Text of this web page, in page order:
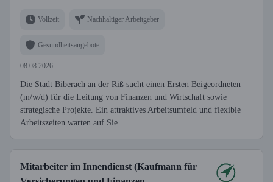
Vollzeit Nachhaltiger Arbeitgeber
Gesundheitsangebote
08.08.2026
Die Stadt Biberach an der Riß sucht einen Ersten Beigeordneten
(m/w/d) für die Leitung von Finanzen und Wirtschaft sowie
strategische Projekte. Ein attraktives Arbeitsumfeld und flexible
Arbeitszeiten warten auf Sie.
Mitarbeiter im Innendienst (Kaufmann für